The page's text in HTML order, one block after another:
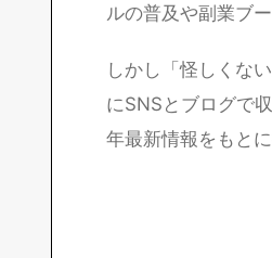
ルの普及や副業ブ
しかし「怪しくな
にSNSとブログで
年最新情報をもと